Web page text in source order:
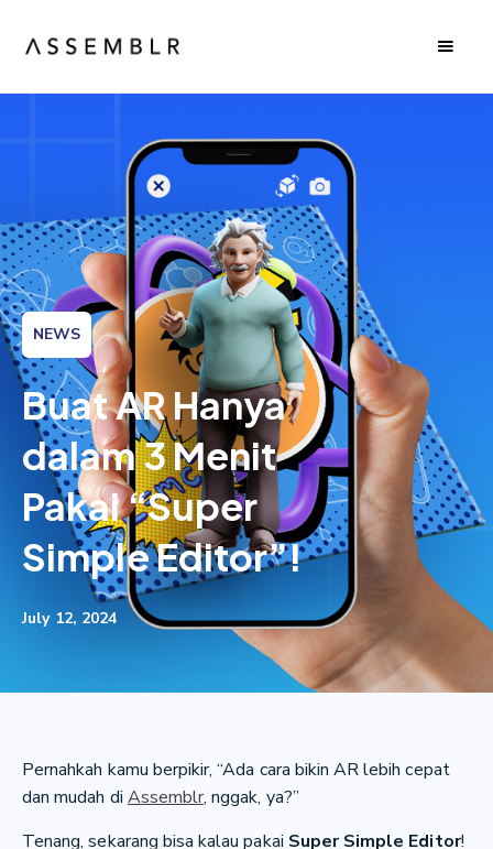
NEWS
Buat AR Hanya
dalam 3 Menit
Pakai “Super
Simple Editor”!
July 12, 2024
Pernahkah kamu berpikir, “Ada cara bikin AR lebih cepat
dan mudah di Assemblr, nggak, ya?”
Tenang, sekarang bisa kalau pakai Super Simple Editor!